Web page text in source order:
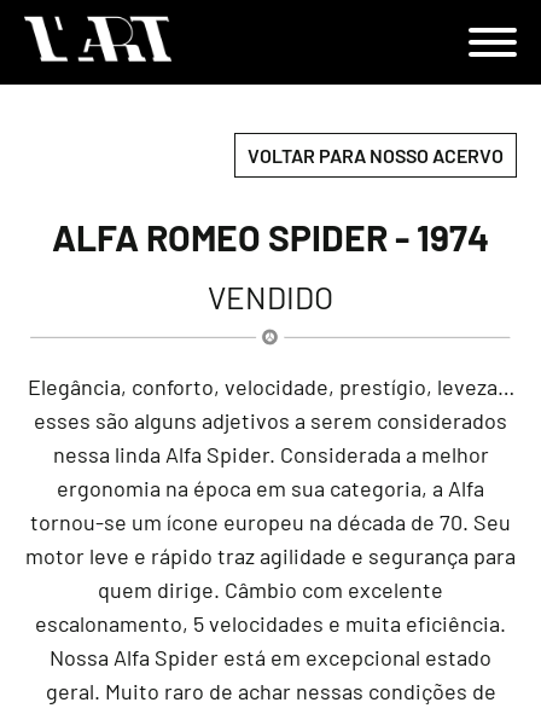
VOLTAR PARA NOSSO ACERVO
ALFA ROMEO SPIDER - 1974
VENDIDO
Elegância, conforto, velocidade, prestígio, leveza…
esses são alguns adjetivos a serem considerados
nessa linda Alfa Spider. Considerada a melhor
ergonomia na época em sua categoria, a Alfa
tornou-se um ícone europeu na década de 70. Seu
motor leve e rápido traz agilidade e segurança para
quem dirige. Câmbio com excelente
escalonamento, 5 velocidades e muita eficiência.
Nossa Alfa Spider está em excepcional estado
geral. Muito raro de achar nessas condições de